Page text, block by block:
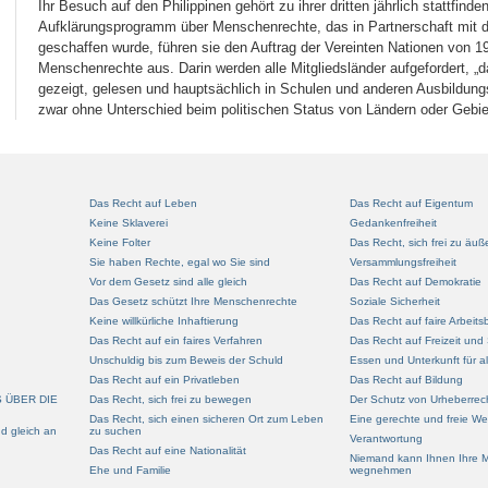
Ihr Besuch auf den Philippinen gehört zu ihrer dritten jährlich
Aufklärungsprogramm über Menschenrechte, das in Partnerschaft mit
geschaffen wurde, führen sie den Auftrag der Vereinten Nationen von
Menschenrechte aus. Darin werden alle Mitgliedsländer aufgefordert,
gezeigt, gelesen und hauptsächlich in Schulen und anderen
zwar ohne Unterschied beim politischen Status von Ländern oder
ÜBER DIE
gleich an
Das Recht auf Leben
Keine Sklaverei
Keine Folter
Sie haben Rechte, egal wo Sie sind
Vor dem Gesetz sind alle gleich
Das Gesetz schützt Ihre Menschenrechte
Keine willkürliche Inhaftierung
Das Recht auf ein faires Verfahren
Unschuldig bis zum Beweis der Schuld
Das Recht auf ein Privatleben
Das Recht, sich frei zu bewegen
Das Recht, sich einen sicheren Ort zum Leben
zu suchen
Das Recht auf eine Nationalität
Ehe und Familie
Das Recht auf Eigentum
Gedankenfreiheit
Das Recht, sich frei zu
Versammlungsfreiheit
Das Recht auf Demokratie
Soziale Sicherheit
Das Recht auf faire
Das Recht auf Freizeit und
Essen und Unterkunft für
Das Recht auf Bildung
Der Schutz von
Eine gerechte und freie
Verantwortung
Niemand kann Ihnen Ihre
wegnehmen